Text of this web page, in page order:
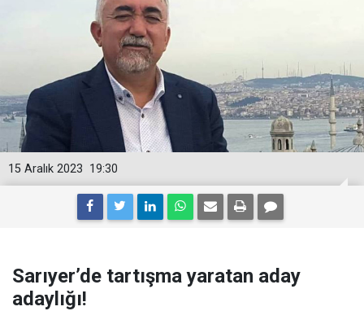
19:30
15 Aralık 2023
Sarıyer’de tartışma yaratan aday
adaylığı!